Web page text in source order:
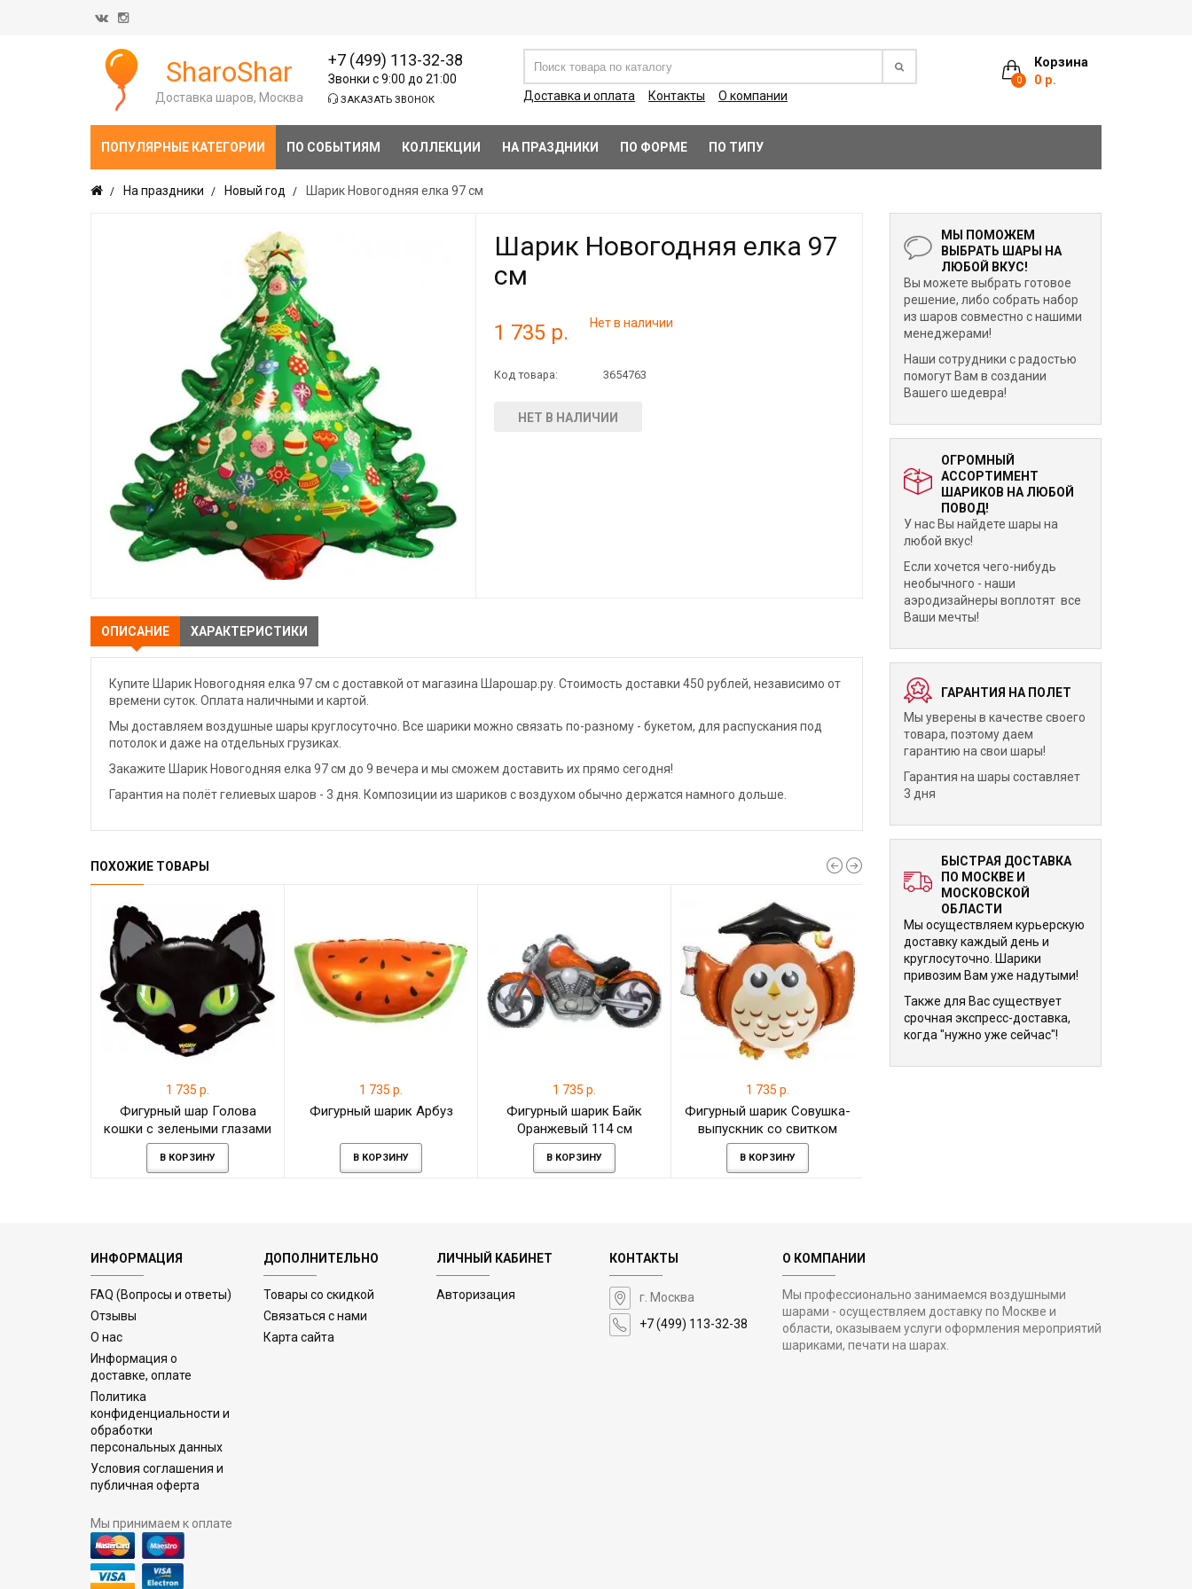
Корзина
0 0 р.
SharoShar
Доставка шаров, Москва
+7 (499) 113-32-38
Звонки с 9:00 до 21:00
ЗАКАЗАТЬ ЗВОНОК Доставка и оплата Контакты О компании
ПОПУЛЯРНЫЕ КАТЕГОРИИ ПО СОБЫТИЯМ КОЛЛЕКЦИИ НА ПРАЗДНИКИ ПО ФОРМЕ ПО ТИПУ
На праздники Новый год Шарик Новогодняя елка 97 см
Шарик Новогодняя елка 97
см
1 735 р. Нет в наличии
Код товара: 3654763
НЕТ В НАЛИЧИИ
ОПИСАНИЕ ХАРАКТЕРИСТИКИ
Купите Шарик Новогодняя елка 97 см с доставкой от магазина Шарошар.ру. Стоимость доставки 450 рублей, независимо от
времени суток. Оплата наличными и картой.
Мы доставляем воздушные шары круглосуточно. Все шарики можно связать по-разному - букетом, для распускания под
потолок и даже на отдельных грузиках.
Закажите Шарик Новогодняя елка 97 см до 9 вечера и мы сможем доставить их прямо сегодня!
Гарантия на полёт гелиевых шаров - 3 дня. Композиции из шариков с воздухом обычно держатся намного дольше.
ПОХОЖИЕ ТОВАРЫ
1 735 р.
Фигурный шар Голова
кошки с зелеными глазами
В КОРЗИНУ
1 735 р.
Фигурный шарик Арбуз
В КОРЗИНУ
1 735 р.
Фигурный шарик Байк
Оранжевый 114 см
В КОРЗИНУ
1 735 р.
Фигурный шарик Совушка-
выпускник со свитком
В КОРЗИНУ
МЫ ПОМОЖЕМ
ВЫБРАТЬ ШАРЫ НА
ЛЮБОЙ ВКУС!
Вы можете выбрать готовое
решение, либо собрать набор
из шаров совместно с нашими
менеджерами!
Наши сотрудники с радостью
помогут Вам в создании
Вашего шедевра!
ОГРОМНЫЙ
АССОРТИМЕНТ
ШАРИКОВ НА ЛЮБОЙ
ПОВОД!
У нас Вы найдете шары на
любой вкус!
Если хочется чего-нибудь
необычного - наши
аэродизайнеры воплотят все
Ваши мечты!
ГАРАНТИЯ НА ПОЛЕТ
Мы уверены в качестве своего
товара, поэтому даем
гарантию на свои шары!
Гарантия на шары составляет
3 дня
БЫСТРАЯ ДОСТАВКА
ПО МОСКВЕ И
МОСКОВСКОЙ
ОБЛАСТИ
Мы осуществляем курьерскую
доставку каждый день и
круглосуточно. Шарики
привозим Вам уже надутыми!
Также для Вас существует
срочная экспресс-доставка,
когда "нужно уже сейчас"!
ИНФОРМАЦИЯ
FAQ (Вопросы и ответы)
Отзывы
О нас
Информация о
доставке, оплате
Политика
конфиденциальности и
обработки
персональных данных
Условия соглашения и
публичная оферта
Мы принимаем к оплате
ДОПОЛНИТЕЛЬНО
Товары со скидкой
Связаться с нами
Карта сайта
ЛИЧНЫЙ КАБИНЕТ
Авторизация
КОНТАКТЫ
г. Москва
+7 (499) 113-32-38
О КОМПАНИИ
Мы профессионально занимаемся воздушными
шарами - осуществляем доставку по Москве и
области, оказываем услуги оформления мероприятий
шариками, печати на шарах.